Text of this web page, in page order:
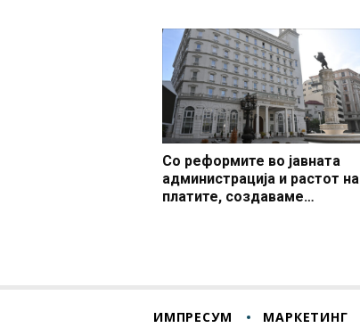
Со реформите во јавната
администрација и растот на
платите, создаваме
ИМПРЕСУМ МАРКЕТИНГ